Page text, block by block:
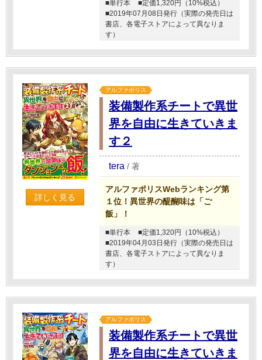
■単行本
■定価1,320円（10%税込）
■2019年07月08日発行（実際の発売日は
書店、各電子ストアによって異なりま
す）
詳しく見る
アルファポリス
装備製作系チートで異世
界を自由に生きていきま
す２
tera / 著
アルファポリスWebランキング第
１位！異世界の醍醐味は「ご
飯」！
■単行本
■定価1,320円（10%税込）
■2019年04月03日発行（実際の発売日は
書店、各電子ストアによって異なりま
す）
アルファポリス
装備製作系チートで異世
界を自由に生きていきま